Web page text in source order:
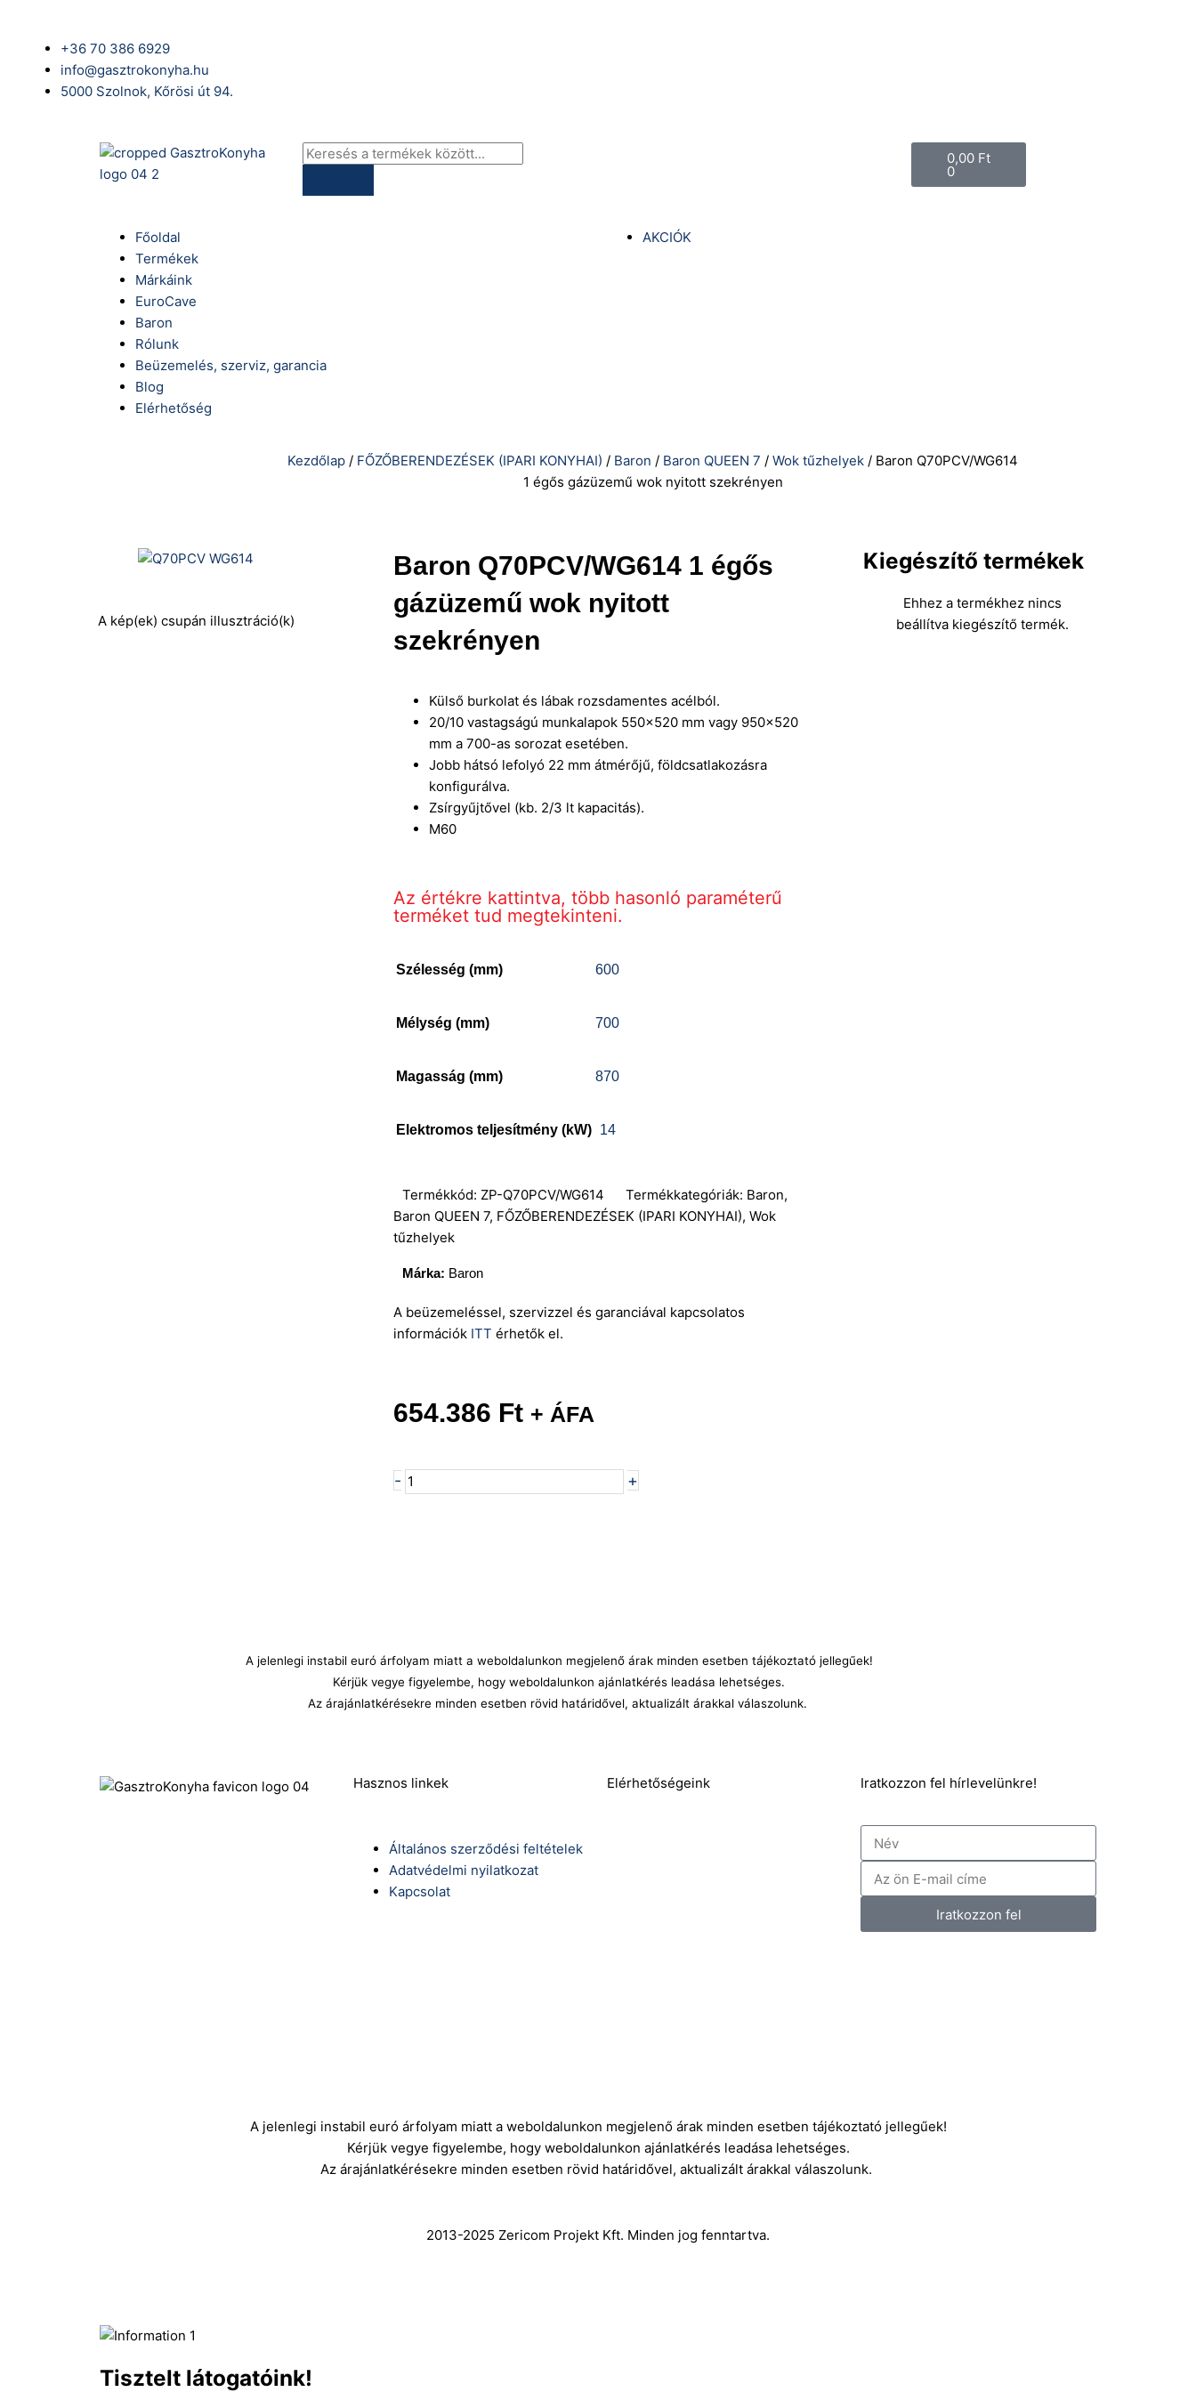
content
+36 70 386 6929
info@gasztrokonyha.hu
5000 Szolnok, Kőrösi út 94.
Products
0,00 Ft
0
Kosár
Főoldal
Termékek
Márkáink
EuroCave
Baron
Rólunk
Beüzemelés, szerviz, garancia
Blog
Elérhetőség
AKCIÓK
Kezdőlap / FŐZŐBERENDEZÉSEK (IPARI KONYHAI) / Baron / Baron QUEEN 7 / Wok tűzhelyek / Baron Q70PCV/WG614
1 égős gázüzemű wok nyitott szekrényen
A kép(ek) csupán illusztráció(k)
Baron Q70PCV/WG614 1 égős
gázüzemű wok nyitott
szekrényen
Külső burkolat és lábak rozsdamentes acélból.
20/10 vastagságú munkalapok 550×520 mm vagy 950×520
mm a 700-as sorozat esetében.
Jobb hátsó lefolyó 22 mm átmérőjű, földcsatlakozásra
konfigurálva.
Zsírgyűjtővel (kb. 2/3 lt kapacitás).
M60
Az értékre kattintva, több hasonló paraméterű
terméket tud megtekinteni.
Szélesség (mm) 600
Mélység (mm) 700
Magasság (mm) 870
Elektromos teljesítmény (kW) 14
Termékkód:ZP-Q70PCV/WG614 Termékkategóriák: Baron,
Baron QUEEN 7, FŐZŐBERENDEZÉSEK (IPARI KONYHAI),Wok
tűzhelyek
Baron
A beüzemeléssel, szervizzel és garanciával kapcsolatos
információk ITT érhetők el.
654.386 Ft + ÁFA
- Baron
Q70PCV/WG614
+
Kiegészítő termékek
Ehhez a termékhez nincs
beállítva kiegészítő termék.
A jelenlegi instabil euró árfolyam miatt a weboldalunkon megjelenő árak minden esetben tájékoztató jellegűek!
Kérjük vegye figyelembe, hogy weboldalunkon ajánlatkérés leadása lehetséges.
Az árajánlatkérésekre minden esetben rövid határidővel, aktualizált árakkal válaszolunk.
Hasznos linkek
Általános szerződési feltételek
Adatvédelmi nyilatkozat
Kapcsolat
Elérhetőségeink Iratkozzon fel hírlevelünkre!
Név
mail
Iratkozzon fel
A jelenlegi instabil euró árfolyam miatt a weboldalunkon megjelenő árak minden esetben tájékoztató jellegűek!
Kérjük vegye figyelembe, hogy weboldalunkon ajánlatkérés leadása lehetséges.
Az árajánlatkérésekre minden esetben rövid határidővel, aktualizált árakkal válaszolunk.
2013-2025 Zericom Projekt Kft. Minden jog fenntartva.
Tisztelt látogatóink!